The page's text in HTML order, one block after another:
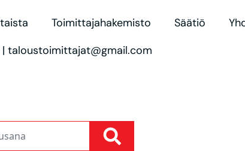
Toimittajahakemisto Säätiö
taloustoimittajat@gmail.com